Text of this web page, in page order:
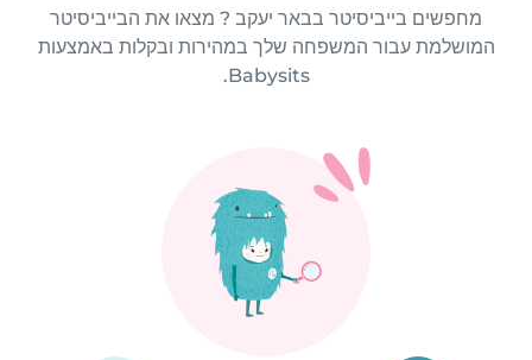
מחפשים בייביסיטר בבאר יעקב ? מצאו את הבייביסיטר
המושלמת עבור המשפחה שלך במהירות ובקלות באמצעות
Babysits.